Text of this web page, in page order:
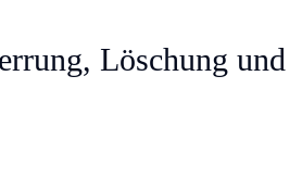
Löschung und